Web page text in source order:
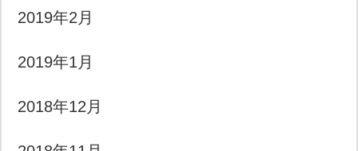
2019年2月
2019年1月
2018年12月